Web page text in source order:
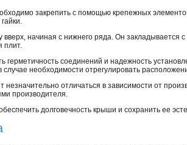
закрепить с помощью крепежных
начиная с нижнего ряда. Он закладывается
плит.
соединений и надежность
случае необходимости отрегулировать
отличаться в зависимости от
производителя.
долговечность крыши и сохранить ее